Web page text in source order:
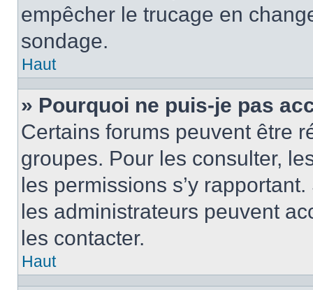
empêcher le trucage en
sondage.
Haut
» Pourquoi ne puis-je pas
Certains forums peuvent être
groupes. Pour les consulter,
les permissions s’y
les administrateurs peuvent
les contacter.
Haut